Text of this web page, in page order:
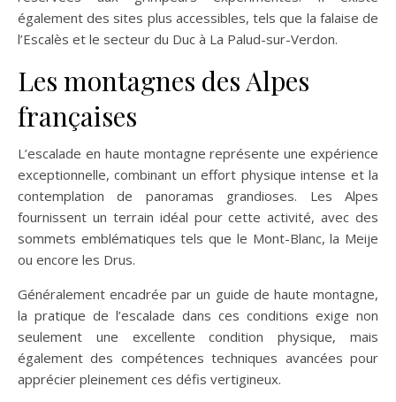
également des sites plus accessibles, tels que la falaise de
l’Escalès et le secteur du Duc à La Palud-sur-Verdon.
Les montagnes des Alpes
françaises
L’escalade en haute montagne représente une expérience
exceptionnelle, combinant un effort physique intense et la
contemplation de panoramas grandioses. Les Alpes
fournissent un terrain idéal pour cette activité, avec des
sommets emblématiques tels que le Mont-Blanc, la Meije
ou encore les Drus.
Généralement encadrée par un guide de haute montagne,
la pratique de l’escalade dans ces conditions exige non
seulement une excellente condition physique, mais
également des compétences techniques avancées pour
apprécier pleinement ces défis vertigineux.